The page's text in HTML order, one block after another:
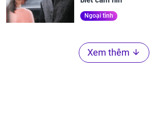
Ngoại tình
Xem thêm